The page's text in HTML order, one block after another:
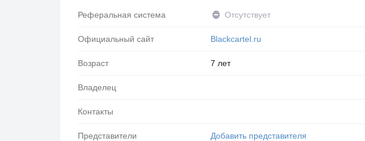
Реферальная система Отсутствует
Официальный сайт Blackcartel.ru
Возраст 7 лет
Владелец
Контакты
Представители Добавить представителя